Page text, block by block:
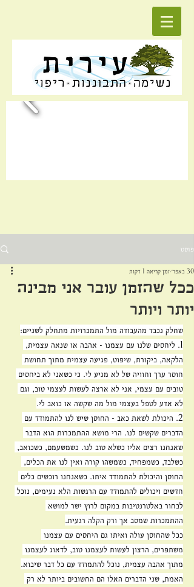
פוסט
ככל שהזמן עובר אני מבינה
יותר ויותר
30 באפר׳ זמן קריאה 1 דקות
שחלק נכבד מהעבודה מול התמכרויות מתחלק לשניים:
1. ליחסים שלנו עם עצמנו - אהבה או שנאה עצמית,
הלקאה, ביקורת, שיפוט, פגיעה עצמית מתוך תחושת
חוסר ערך וחוויה של לא מגיע לי. כי כשאני לא ביחסים
טובים עם עצמי, אני לא ארצה לעשות לעצמי טוב, וגם
לא אדע לטפל בעצמי מול מה שקשה או כואב לי.
2. היכולת לשאת כאב - החוסן שיש לנו להתמודד עם
הדברים שקשים לנו. הרי מושא ההתמכרות הוא הדבר
שאנחנו רצים אליו כשלא טוב לנו. כשמשעמם, כשכואב,
כשלבד, כשמפחיד, כשמשהו קורה ואין לנו את הכלים,
החוסן והיכולת להתמודד איתו. כשאנחנו רוכשים כלים
חדשים ויכולים להתמודד עם הרגשות הלא נעימים, נוכל
לבחור באלטרנטיבות במקום לרוץ ישר למושא
ההתמכרות שמסב אך ורק הקלה רגעית.
ככל שהחוסן עולה ואיתו גם היחסים עם עצמנו
משתפרים, הרצון לעשות לעצמנו טוב, לדאוג לעצמנו
מתוך אהבה עצמית, נוכל להתמודד עם כל דבר שיבוא.
האמת, שני הדברים האלו הם החשובים ביותר לא רק